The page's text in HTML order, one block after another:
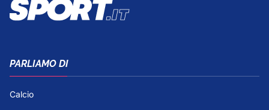
PARLIAMO DI
Calcio